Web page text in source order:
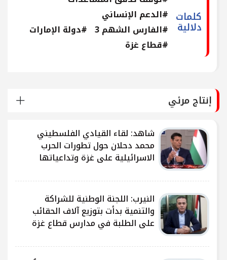
كلمات
دلالية
#الدعم الإنساني
#الفارس الشهم 3
#دولة الإمارات
#قطاع غزة
إنتاج مرئي
شاهد: لقاء القيادي الفلسطيني
محمد دحلان حول تطورات الحرب
الاسرائيلية على غزة وتداعياتها
النيرب: اللجنة الوطنية للشراكة
والتنمية بدأت بتوزيع آلاف الحقائب
على الطلبة في مدارس قطاع غزة